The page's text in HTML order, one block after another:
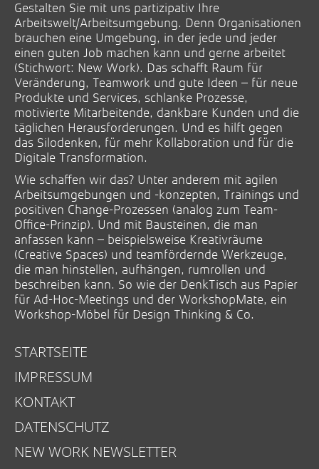
Gestalten Sie mit uns partizipativ Ihre
Arbeitswelt/Arbeitsumgebung. Denn Organisationen
brauchen eine Umgebung, in der jede und jeder
einen guten Job machen kann und gerne arbeitet
(Stichwort: New Work). Das schafft Raum für
Veränderung, Teamwork und gute Ideen – für neue
Produkte und Services, schlanke Prozesse,
motivierte Mitarbeitende, dankbare Kunden und die
täglichen Herausforderungen. Und es hilft gegen
das Silodenken, für mehr Kollaboration und für die
Digitale Transformation.
Wie schaffen wir das? Unter anderem mit agilen
Arbeitsumgebungen und -konzepten, Trainings und
positiven Change-Prozessen (analog zum Team-
Office-Prinzip). Und mit Bausteinen, die man
anfassen kann – beispielsweise Kreativräume
(Creative Spaces) und teamfördernde Werkzeuge,
die man hinstellen, aufhängen, rumrollen und
beschreiben kann. So wie der DenkTisch aus Papier
für Ad-Hoc-Meetings und der WorkshopMate, ein
Workshop-Möbel für Design Thinking & Co.
STARTSEITE
IMPRESSUM
KONTAKT
DATENSCHUTZ
NEW WORK NEWSLETTER